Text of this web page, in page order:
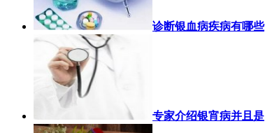
诊断银血病疾病有哪些
专家介绍银宵病并且是